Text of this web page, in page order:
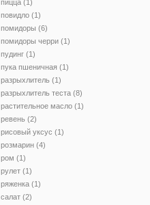
пицца (1)
повидло (1)
помидоры (6)
помидоры черри (1)
пудинг (1)
пука пшеничная (1)
разрыхлитель (1)
разрыхлитель теста (8)
растительное масло (1)
ревень (2)
рисовый уксус (1)
розмарин (4)
ром (1)
рулет (1)
ряженка (1)
салат (2)